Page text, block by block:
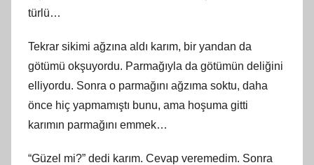
türlü…
Tekrar sikimi ağzına aldı karım, bir yandan da
götümü okşuyordu. Parmağıyla da götümün deliğini
elliyordu. Sonra o parmağını ağzıma soktu, daha
önce hiç yapmamıştı bunu, ama hoşuma gitti
karımın parmağını emmek…
“Güzel mi?” dedi karım. Cevap veremedim. Sonra